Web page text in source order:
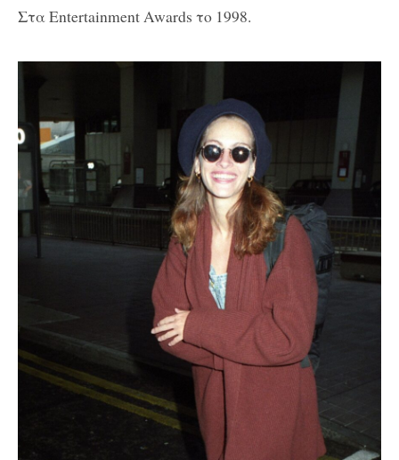
Στα Entertainment Awards το 1998.